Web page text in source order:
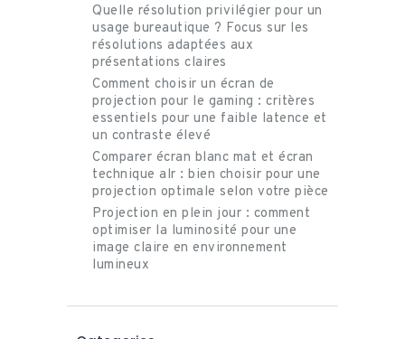
Quelle résolution privilégier pour un
usage bureautique ? Focus sur les
résolutions adaptées aux
présentations claires
Comment choisir un écran de
projection pour le gaming : critères
essentiels pour une faible latence et
un contraste élevé
Comparer écran blanc mat et écran
technique alr : bien choisir pour une
projection optimale selon votre pièce
Projection en plein jour : comment
optimiser la luminosité pour une
image claire en environnement
lumineux